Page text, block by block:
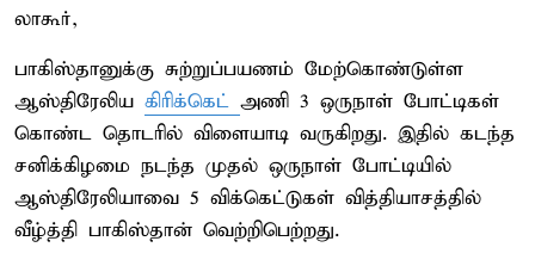
லாகூர்,
பாகிஸ்தானுக்கு சுற்றுப்பயணம் மேற்கொண்டுள்ள
ஆஸ்திரேலிய கிரிக்கெட் அணி 3 ஒருநாள் போட்டிகள்
கொண்ட தொடரில் விளையாடி வருகிறது. இதில் கடந்த
சனிக்கிழமை நடந்த முதல் ஒருநாள் போட்டியில்
ஆஸ்திரேலியாவை 5 விக்கெட்டுகள் வித்தியாசத்தில்
வீழ்த்தி பாகிஸ்தான் வெற்றிபெற்றது.